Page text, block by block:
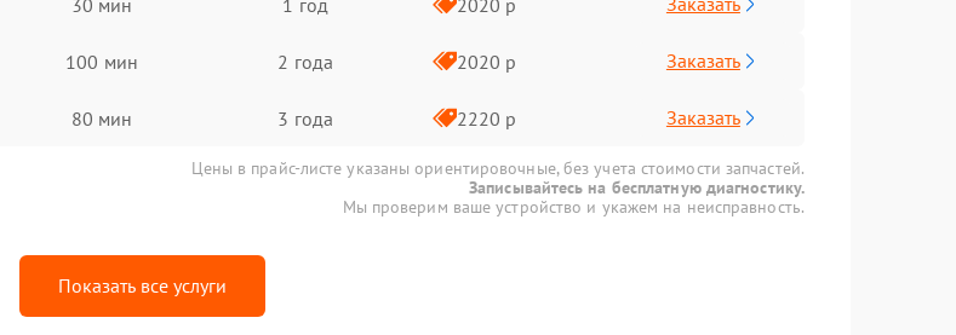
100 мин 2 года 2020 р Заказать
80 мин 3 года 2220 р Заказать
Цены в прайс-листе указаны ориентировочные, без учета стоимости запчастей.
Записывайтесь на бесплатную диагностику.
Мы проверим ваше устройство и укажем на неисправность.
Показать все услуги